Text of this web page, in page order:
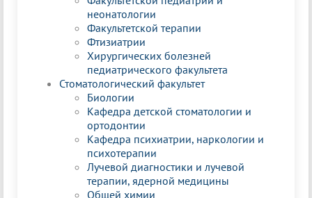
неонатологии
Факультетской терапии
Фтизиатрии
Хирургических болезней
педиатрического факультета
Стоматологический факультет
Биологии
Кафедра детской стоматологии и
ортодонтии
Кафедра психиатрии, наркологии и
психотерапии
Лучевой диагностики и лучевой
терапии, ядерной медицины
Общей химии